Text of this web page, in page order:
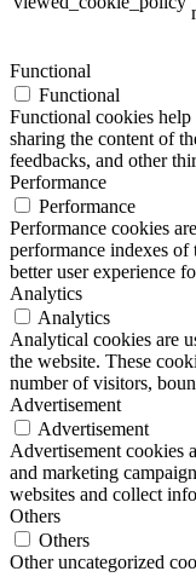
Functional
Functional
Functional cookies
sharing the content of
feedbacks, and other
Performance
Performance
Performance cookies
performance indexes
better user experience
Analytics
Analytics
Analytical cookies are
the website. These
number of visitors,
Advertisement
Advertisement
Advertisement cookies
and marketing
websites and collect
Others
Others
Other uncategorized